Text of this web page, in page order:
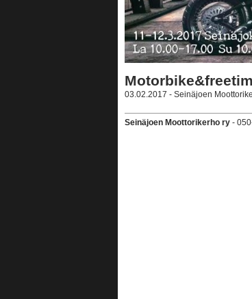
03.02.2017 - Seinäjoen
Seinäjoen Moottorikerho ry -